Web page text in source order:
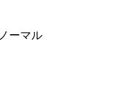
ノーマル